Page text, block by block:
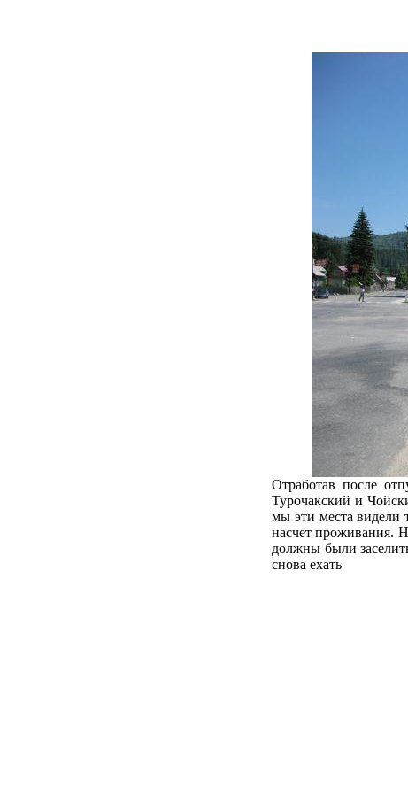
Отработав после
Турочакский и
мы эти места видели
насчет проживания.
должны были
снова ехать